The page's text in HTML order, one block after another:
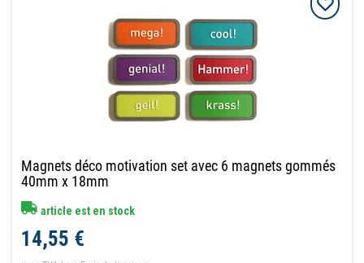
Magnets déco motivation set avec 6 magnets gommés
40mm x 18mm
article est en stock
14,55 €